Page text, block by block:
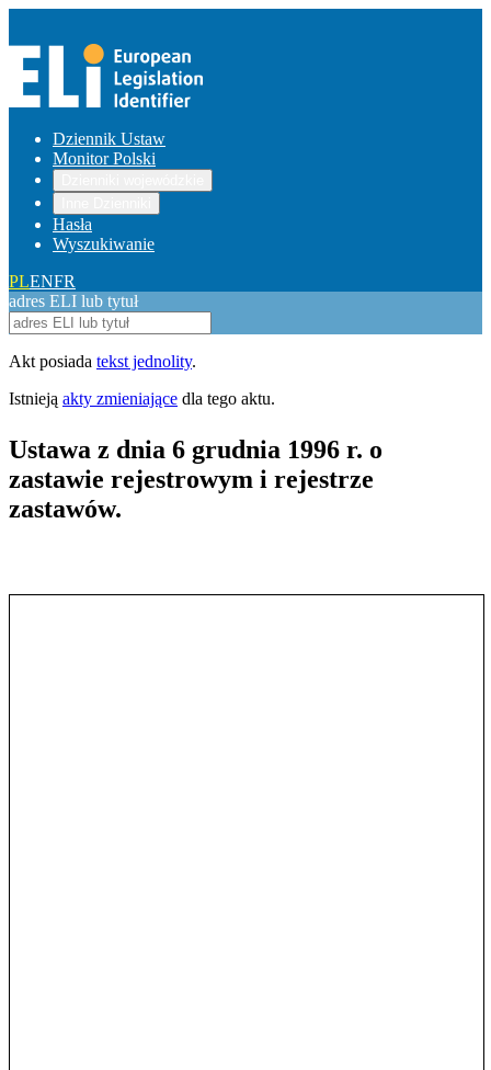
Dziennik Ustaw
Monitor Polski
Hasła
Wyszukiwanie
PLENFR
adres ELI lub tytuł
Akt posiada tekst jednolity.
Istnieją akty zmieniające dla tego aktu.
Ustawa z dnia 6 grudnia 1996 r. o
zastawie rejestrowym i rejestrze
zastawów.